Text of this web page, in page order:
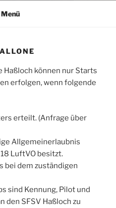
Menü
können nur Starts
erfolgen, wenn folgende
erteilt. (Anfrage über
Allgemeinerlaubnis
18 LuftVO besitzt.
bei dem zuständigen
sind Kennung, Pilot und
den SFSV Haßloch zu